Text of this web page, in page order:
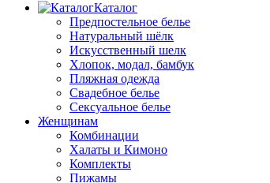
Каталог
Предпостельное белье
Натуральный шёлк
Искусственный шелк
Хлопок, модал, бамбук
Пляжная одежда
Свадебное белье
Сексуальное белье
Женщинам
Комбинации
Халаты и Кимоно
Комплекты
Пижамы